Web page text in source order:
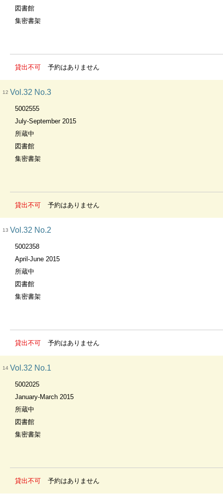
図書館
集密書架
貸出不可 予約はありません
12 Vol.32 No.3
5002555
July-September 2015
所蔵中
図書館
集密書架
貸出不可 予約はありません
13 Vol.32 No.2
5002358
April-June 2015
所蔵中
図書館
集密書架
貸出不可 予約はありません
14 Vol.32 No.1
5002025
January-March 2015
所蔵中
図書館
集密書架
貸出不可 予約はありません